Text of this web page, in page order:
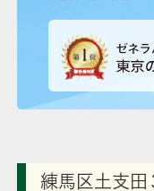
練馬区土支田